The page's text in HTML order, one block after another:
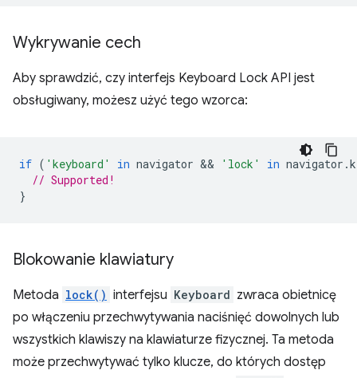
Wykrywanie cech
Aby sprawdzić, czy interfejs Keyboard Lock API jest
obsługiwany, możesz użyć tego wzorca:
if ( 'keyboard' in navigator && 'lock' in navigator .
// Supported!
}
Blokowanie klawiatury
Metoda lock() interfejsu Keyboard zwraca obietnicę
po włączeniu przechwytywania naciśnięć dowolnych lub
wszystkich klawiszy na klawiaturze fizycznej. Ta metoda
może przechwytywać tylko klucze, do których dostęp